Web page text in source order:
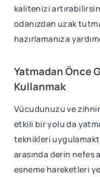
kalitenizi
odanızdan uzak
hazırlamanıza
Yatmadan Önce
Kullanmak
Vücudunuzu ve
etkili bir yolu da
teknikleri
arasında derin nefes
esneme hareketleri